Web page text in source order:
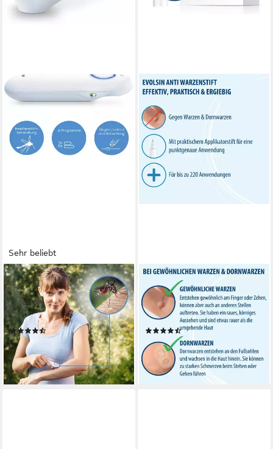
Sehr beliebt
BEURER
Insektenstichheiler BiteX 60
Original, 3-tlg.,
Medizinprodukt
(182)
ab 23,99 € UVP 35,99 €
-33%
lieferbar - in 1-2 Werktagen bei dir
EVOLSIN
Warzen-Behandlungsstift
Evolsin – Anti Warzen Stift
gegen Warzen
(7)
16,95 €
(565,00 €/ 100 ml)
lieferbar - in 4-5 Werktagen bei dir